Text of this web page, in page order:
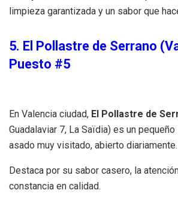
limpieza garantizada y un sabor que
5. El Pollastre de Serrano
Puesto #5
En Valencia ciudad, El Pollastre de
Guadalaviar 7, La Saïdia) es un
asado muy visitado, abierto diariamente.
Destaca por su sabor casero, la
constancia en calidad.